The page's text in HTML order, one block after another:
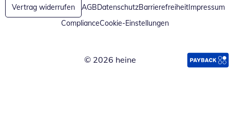
Vertrag widerrufen AGBDatenschutzBarrierefreiheitImpressum
ComplianceCookie-Einstellungen
© 2026 heine